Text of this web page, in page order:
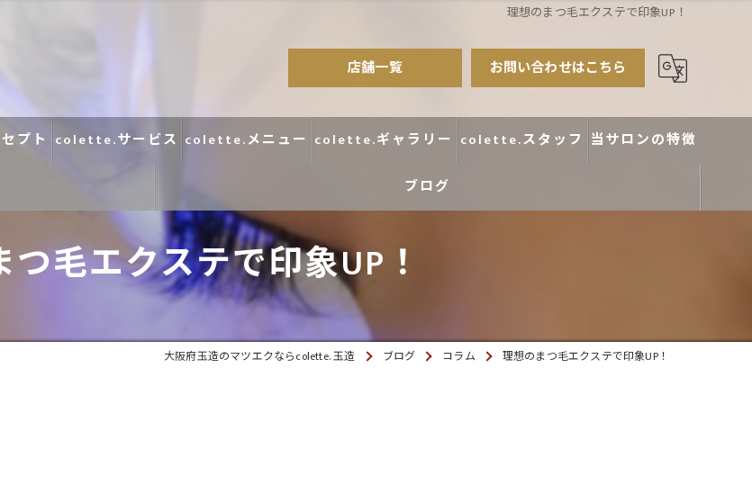
理想のまつ毛エクステで印象UP！
店舗一覧 お問い合わせはこちら
プト colette.サービス colette.メニュー colette.ギャラリー colette.スタッフ 当サロンの特徴
ブログ
コラム
口コミ
毛エクステで印象UP！
大阪府玉造のマツエクならcolette. 玉造 ブログ コラム 理想のまつ毛エクステで印象UP！